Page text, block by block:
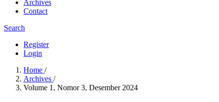
Archives
Contact
Search
Register
Login
Home /
Archives /
Volume 1, Nomor 3, Desember 2024